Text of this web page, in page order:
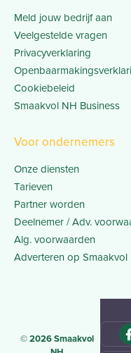
Meld jouw bedrijf aan
Veelgestelde vragen
Privacyverklaring
Cookiebeleid
Smaakvol NH Business
Voor ondernemers
Onze diensten
Tarieven
Partner worden
Deelnemer / Adv.
Alg. voorwaarden
Adverteren op Smaakvol
© 2026 Smaakvol